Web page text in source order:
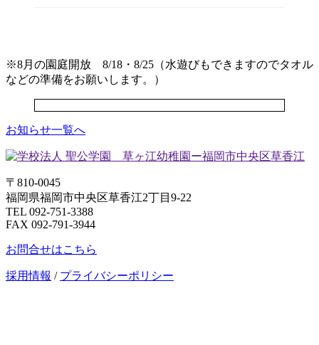
※8月の園庭開放 8/18・8/25（水遊びもできますのでタオル
などの準備をお願いします。）
お知らせ一覧へ
〒810-0045
福岡県福岡市中央区草香江2丁目9-22
TEL 092-751-3388
FAX 092-791-3944
お問合せはこちら
採用情報 / プライバシーポリシー